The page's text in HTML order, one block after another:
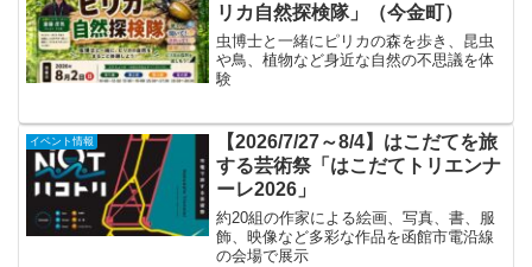
リカ自然探検隊」（今金町）
虫博士と一緒にピリカの森を歩き、昆虫
や鳥、植物など身近な自然の不思議を体
験
イベント情報
【2026/7/27～8/4】はこだてを旅
する芸術祭「はこだてトリエンナ
ーレ2026」
約20組の作家による絵画、写真、書、服
飾、映像など多彩な作品を函館市電沿線
の会場で展示